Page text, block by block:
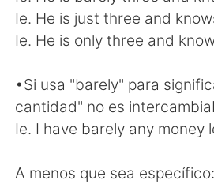
Ie. He is just three and
Ie. He is only three and
•Si usa "barely" para
cantidad" no es
Ie. I have barely any money
A menos que sea específico: